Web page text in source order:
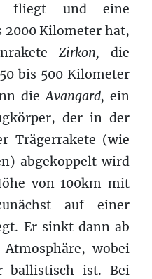
fliegt und eine
2000 Kilometer hat,
Zirkon, die
bis 500 Kilometer
dieAvangard, ein
der in der
Trägerrakete (wie
abgekoppelt wird
von 100km mit
auf einer
Er sinkt dann ab
wobei
ballistisch ist. Bei